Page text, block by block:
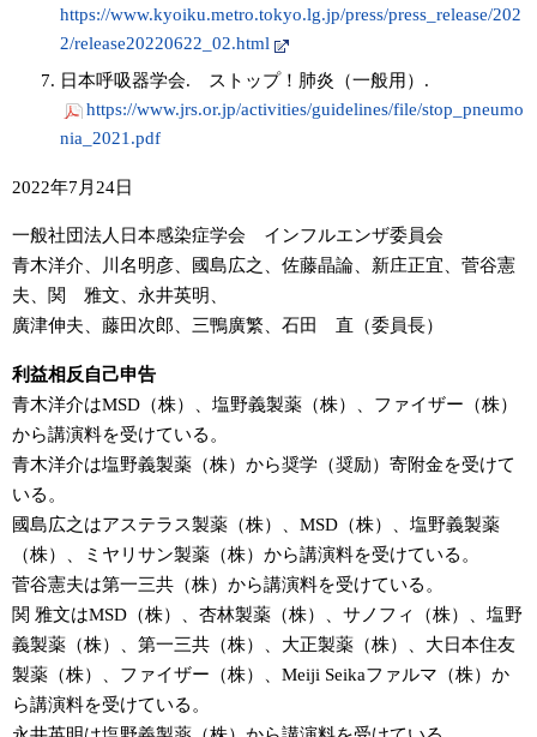
https://www.kyoiku.metro.tokyo.lg.jp/press/press_release/202
2/release20220622_02.html
日本呼吸器学会. ストップ！肺炎（一般用）.
https://www.jrs.or.jp/activities/guidelines/file/stop_pneumo
nia_2021.pdf
2022年7月24日
一般社団法人日本感染症学会 インフルエンザ委員会
青木洋介、川名明彦、國島広之、佐藤晶論、新庄正宜、菅谷憲
夫、関 雅文、永井英明、
廣津伸夫、藤田次郎、三鴨廣繁、石田 直（委員長）
利益相反自己申告
青木洋介はMSD（株）、塩野義製薬（株）、ファイザー（株）
から講演料を受けている。
青木洋介は塩野義製薬（株）から奨学（奨励）寄附金を受けて
いる。
國島広之はアステラス製薬（株）、MSD（株）、塩野義製薬
（株）、ミヤリサン製薬（株）から講演料を受けている。
菅谷憲夫は第一三共（株）から講演料を受けている。
関 雅文はMSD（株）、杏林製薬（株）、サノフィ（株）、塩野
義製薬（株）、第一三共（株）、大正製薬（株）、大日本住友
製薬（株）、ファイザー（株）、Meiji Seikaファルマ（株）か
ら講演料を受けている。